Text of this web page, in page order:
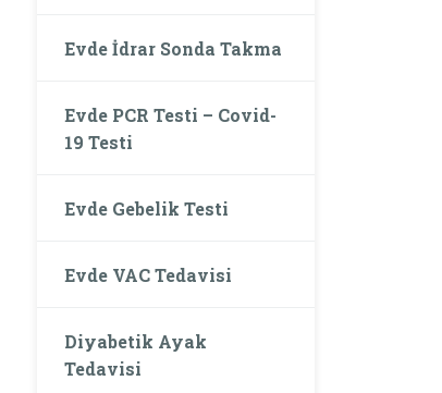
Evde İdrar Sonda Takma
Evde PCR Testi – Covid-
19 Testi
Evde Gebelik Testi
Evde VAC Tedavisi
Diyabetik Ayak
Tedavisi